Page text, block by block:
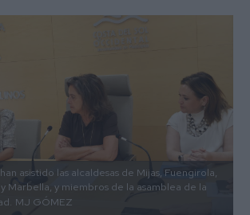
asistido las alcaldesas de Mijas, Fuengirola,
Marbella, y miembros de la asamblea de la
MJ GÓMEZ